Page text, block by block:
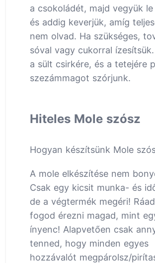
a csokoládét, majd vegyük
és addig keverjük, amíg
nem olvad. Ha szükséges,
sóval vagy cukorral
a sült csirkére, és a tetejére
szezámmagot szórjunk.
Hiteles Mole szósz
Hogyan készítsünk Mole
A mole elkészítése nem
Csak egy kicsit munka- és
de a végtermék megéri!
fogod érezni magad, mint
ínyenc! Alapvetően csak
tenned, hogy minden egyes
hozzávalót megpárolsz/